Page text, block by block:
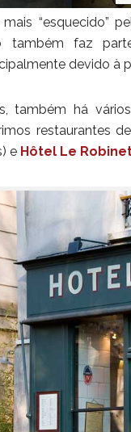
“esquecido”
também faz
devido à
também há
restaurantes
e Hôtel Le Robinet